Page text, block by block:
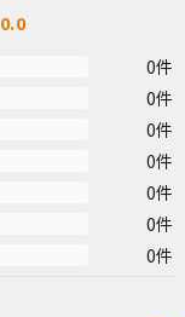
0.0
0件
0件
0件
0件
0件
0件
0件